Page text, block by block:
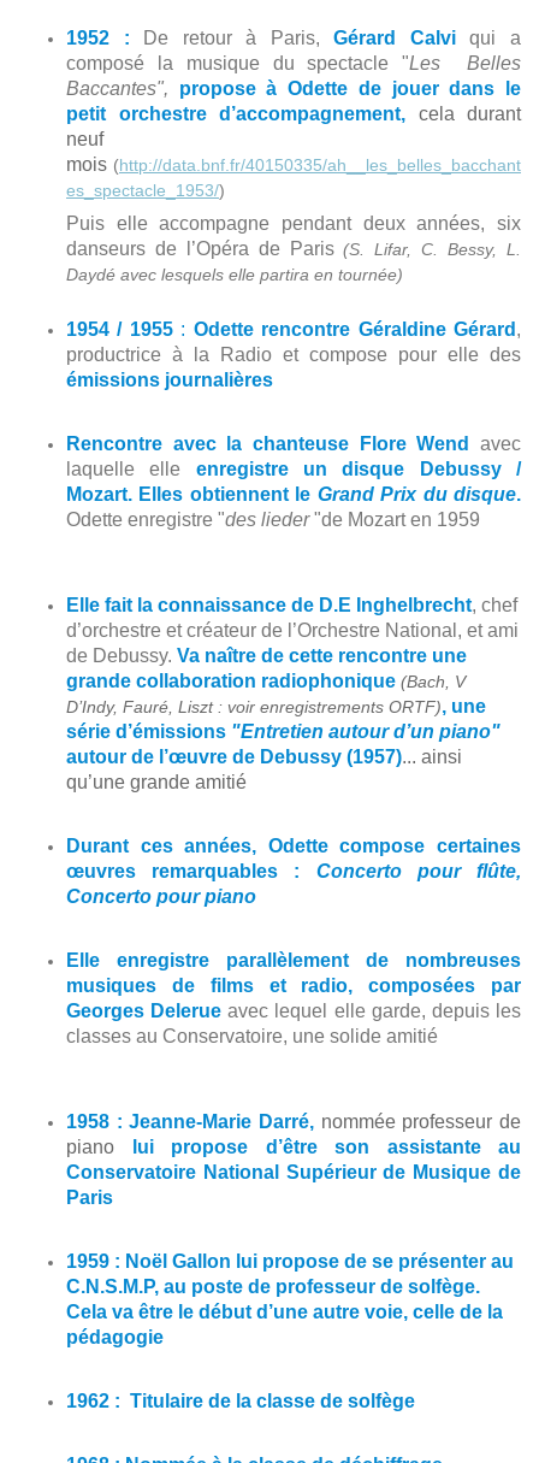
1952 : De retour à Paris,Gérard Calviqui a
composé la musique du spectacle "Les Belles
Baccantes",
propose à Odette de jouer dans le
petit orchestre d’accompagnement,
cela durant
neuf
mois (http://data.bnf.fr/40150335/ah__les_belles_bacchant
es_spectacle_1953/)
Puis elle accompagne pendant deux années, six
danseurs de l’Opéra de Paris(S. Lifar, C. Bessy, L.
Daydé avec lesquels elle partira en tournée)
1954 / 1955: Odette rencontre Géraldine Gérard ,
productrice à la Radio et compose pour elle des
émissions journalières
Rencontre avec la chanteuse Flore Wend
avec
laquelle elle enregistre un disque Debussy /
Mozart. Elles obtiennent le Grand Prix du disque.
Odette enregistre "des lieder"de Mozart en 1959
Elle fait la connaissance de D.E Inghelbrecht, chef
d’orchestre et créateur de l’Orchestre National, et ami
de Debussy. Va naître de cette rencontre une
grande collaboration radiophonique (Bach, V
D’Indy, Fauré, Liszt : voir enregistrements ORTF), une
série d’émissions "Entretien autour d’un piano"
autour de l’œuvre de Debussy (1957)... ainsi
qu’une grande amitié
Durant ces années, Odette compose certaines
œuvres remarquables : Concerto pour flûte,
Concerto pour piano
Elle enregistre parallèlement de nombreuses
musiques de films et radio, composées par
Georges Delerue avec lequel elle garde, depuis les
classes au Conservatoire, une solide amitié
1958 : Jeanne-Marie Darré, nommée professeur de
piano
lui propose d’être son assistante au
Conservatoire National Supérieur de Musique de
Paris
1959 : Noël Gallon lui propose de se présenter au
C.N.S.M.P, au poste de professeur de solfège.
Cela va être le début d’une autre voie, celle de la
pédagogie
1962 : Titulaire de la classe de solfège